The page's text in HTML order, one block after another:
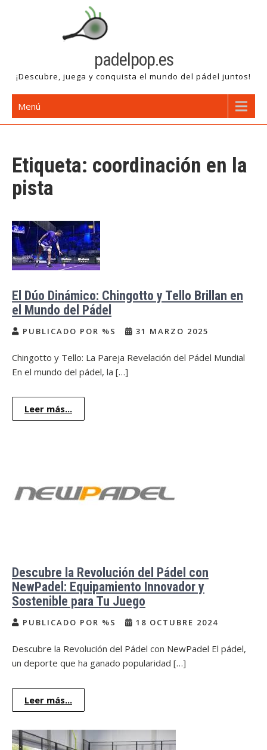
padelpop.es
¡Descubre, juega y conquista el mundo del pádel juntos!
Menú
Etiqueta: coordinación en la
pista
El Dúo Dinámico: Chingotto y Tello Brillan en
el Mundo del Pádel
PUBLICADO POR %S 31 MARZO 2025
Chingotto y Tello: La Pareja Revelación del Pádel Mundial
En el mundo del pádel, la […]
Leer más...
Descubre la Revolución del Pádel con
NewPadel: Equipamiento Innovador y
Sostenible para Tu Juego
PUBLICADO POR %S 18 OCTUBRE 2024
Descubre la Revolución del Pádel con NewPadel El pádel,
un deporte que ha ganado popularidad […]
Leer más...